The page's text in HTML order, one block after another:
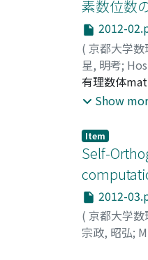
素数位数
2012-
( 京都大学
星, 明考;
有理数体
x_{p})への
71に対して
既知の結果
Show
Item
Self-
2012-
( 京都大学
宗政, 昭弘;